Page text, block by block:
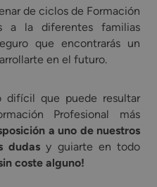
de ciclos de Formación
a la diferentes familias
que encontrarás un
en el futuro.
difícil que puede resultar
Profesional más
a uno de nuestros
dudas y guiarte en todo
coste alguno!